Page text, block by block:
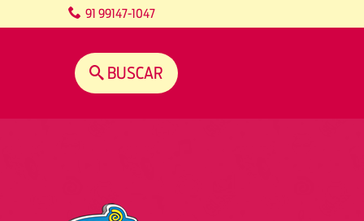
91 99147-1047
BUSCAR